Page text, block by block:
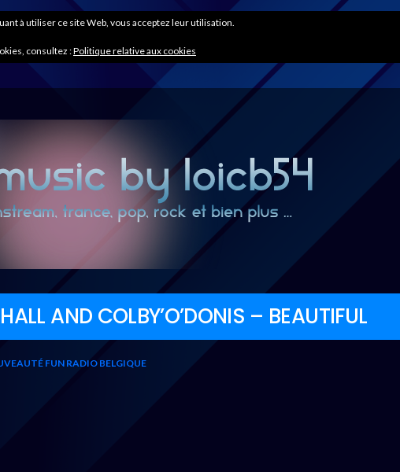
AND COLBY’O’DONIS – BEAUTIFUL
FUN RADIO BELGIQUE
à utiliser ce site Web, vous acceptez leur utilisation.
consultez :Politique relative aux cookies